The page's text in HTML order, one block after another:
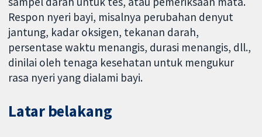
Respon nyeri bayi, misalnya perubahan denyut
jantung, kadar oksigen, tekanan darah,
persentase waktu menangis, durasi menangis, dll.,
dinilai oleh tenaga kesehatan untuk mengukur
rasa nyeri yang dialami bayi.
Latar belakang